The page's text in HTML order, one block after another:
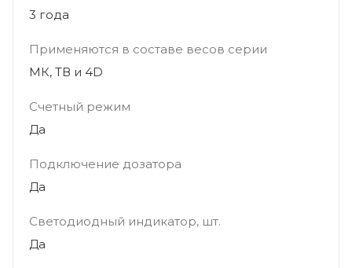
3 года
Применяются в составе весов серии
МК, ТВ и 4D
Счетный режим
Да
Подключение дозатора
Да
Светодиодный индикатор, шт.
Да